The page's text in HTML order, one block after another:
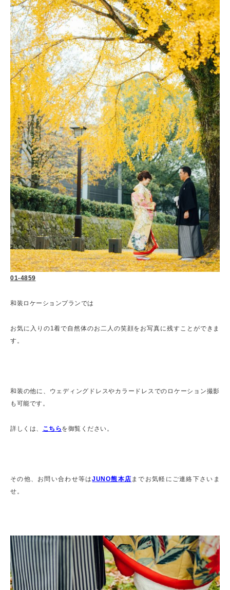
01-4859
和装ロケーションプランでは
お気に入りの1着で自然体のお二人の笑顔をお写真に残すことができま
す。
和装の他に、ウェディングドレスやカラードレスでのロケーション撮影
も可能です。
詳しくは、 こちらを御覧ください。
その他、お問い合わせ等はJUNO熊本店 までお気軽にご連絡下さいま
せ。